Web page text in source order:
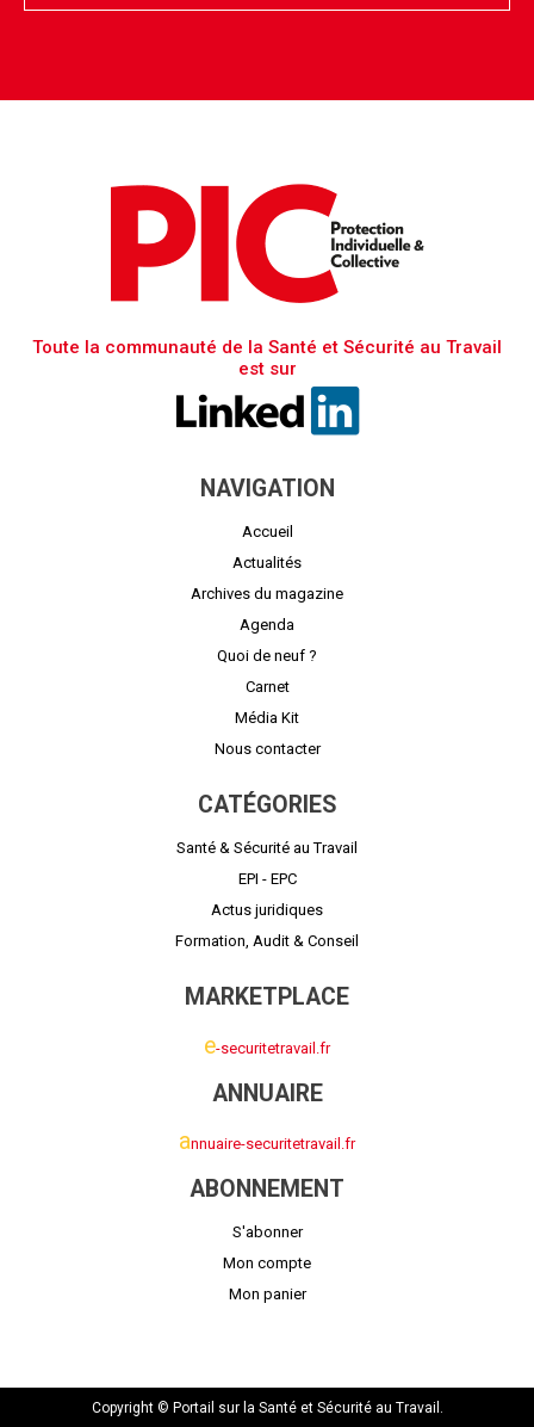
Toute la communauté de la Santé et Sécurité au Travail
est sur
NAVIGATION
Accueil
Actualités
Archives du magazine
Agenda
Quoi de neuf ?
Carnet
Média Kit
Nous contacter
CATÉGORIES
Santé & Sécurité au Travail
EPI - EPC
Actus juridiques
Formation, Audit & Conseil
MARKETPLACE
e-securitetravail.fr
ANNUAIRE
annuaire-securitetravail.fr
ABONNEMENT
S'abonner
Mon compte
Mon panier
Copyright © Portail sur la Santé et Sécurité au Travail.